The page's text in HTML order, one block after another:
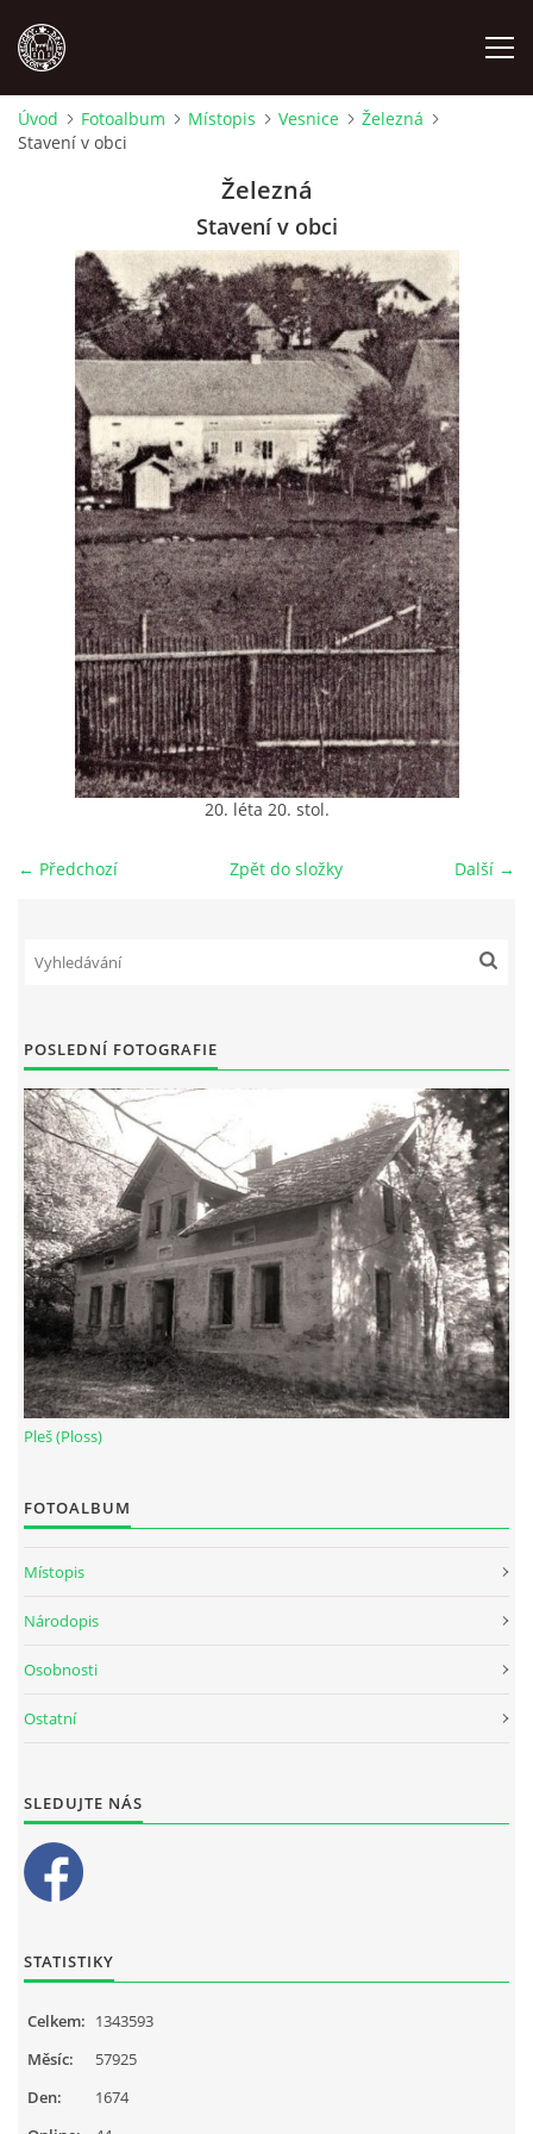
MÍSTOPIS
OSOBNOSTI
OSTATNÍ
ODKAZY
DŮL NA SLÍDU (NA KOLE)
Kontakt:
tel. 773 916 275
info@domdej.cz
--------------------------------------------------------------
města Domažlice.
© 2026 eStránky.cz
Úvod Fotoalbum Místopis Vesnice
Železná
Stavení v obci
Železná
Stavení v obci
20. léta 20. stol.
← Předchozí Další →
Zpět do složky
POSLEDNÍ FOTOGRAFIE
Pleš (Ploss)
FOTOALBUM
Místopis
Národopis
Osobnosti
Ostatní
SLEDUJTE NÁS
STATISTIKY
Celkem: 1343593
Měsíc:
57925
Den:
1674